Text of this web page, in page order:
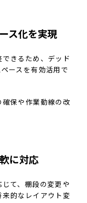
ス化を実現
きるため、デッド
ースを有効活用で
保や作業動線の改
に対応
て、棚段の変更や
的なレイアウト変